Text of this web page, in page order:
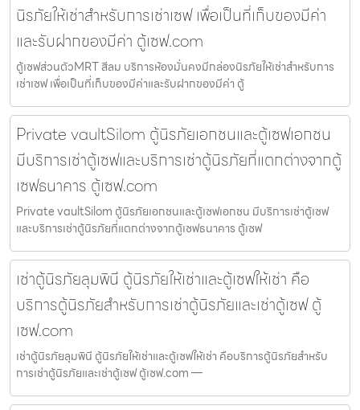
นิรภัยให้เช่าสำหรับการเช่าเซฟ เพื่อเป็นที่เก็บของมีค่า
และรับฝากของมีค่า ตู้เซฟ.com
ตู้เซฟส่วนตัวMRT สีลม บริการห้องมั่นคงมีกล่องนิรภัยให้เช่าสำหรับการ
เช่าเซฟ เพื่อเป็นที่เก็บของมีค่าและรับฝากของมีค่า ตู้
Private vaultSilom ตู้นิรภัยเอกชนและตู้เซฟเอกชน
มีบริการเช่าตู้เซฟและบริการเช่าตู้นิรภัยที่แตกต่างจากตู้
เซฟธนาคาร ตู้เซฟ.com
Private vaultSilom ตู้นิรภัยเอกชนและตู้เซฟเอกชน มีบริการเช่าตู้เซฟ
และบริการเช่าตู้นิรภัยที่แตกต่างจากตู้เซฟธนาคาร ตู้เซฟ
เช่าตู้นิรภัยลุมพินี ตู้นิรภัยให้เช่าและตู้เซฟให้เช่า คือ
บริการตู้นิรภัยสำหรับการเช่าตู้นิรภัยและเช่าตู้เซฟ ตู้
เซฟ.com
เช่าตู้นิรภัยลุมพินี ตู้นิรภัยให้เช่าและตู้เซฟให้เช่า คือบริการตู้นิรภัยสำหรับ
การเช่าตู้นิรภัยและเช่าตู้เซฟ ตู้เซฟ.com —